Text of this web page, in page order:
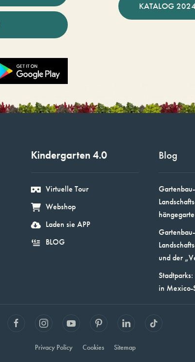
KATALOG
Kindergarten 4.0
Virtuelle Tour
Webshop
Laden sie APP
BLOG
Blog
und der
in Mexico-
Privacy Policy Cookies Sitemap